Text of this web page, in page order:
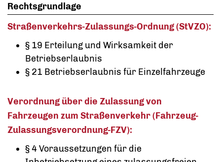
Rechtsgrundlage
Straßenverkehrs-Zulassungs-Ordnung (StVZO):
§ 19 Erteilung und Wirksamkeit der
Betriebserlaubnis
§ 21 Betriebserlaubnis für Einzelfahrzeuge
Verordnung über die Zulassung von
Fahrzeugen zum Straßenverkehr (Fahrzeug-
Zulassungsverordnung-FZV):
§ 4 Voraussetzungen für die